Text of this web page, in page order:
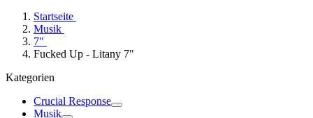
Startseite
Musik
7"
Fucked Up - Litany 7"
Kategorien
Crucial Response
Musik